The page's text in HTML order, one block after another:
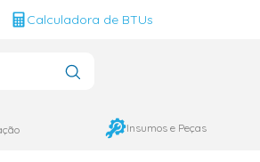
Calculadora de BTUs
Insumos e Peças